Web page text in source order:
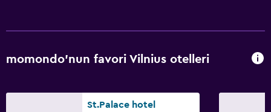
momondo'nun favori Vilnius otelleri
St.Palace hotel